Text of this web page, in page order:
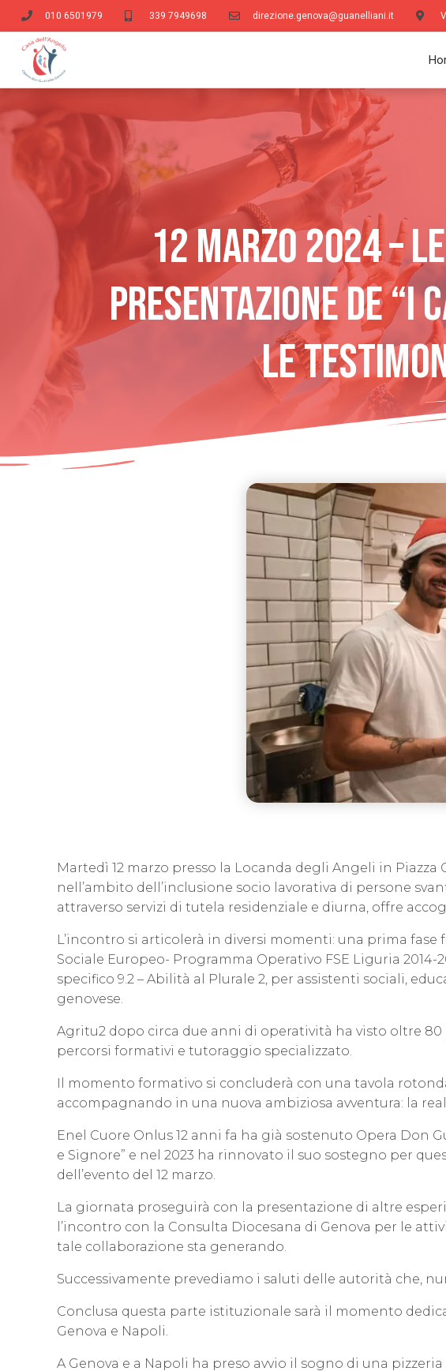
010 6501979 339 7949698 direzione.genova@guanelliani.it
12 Marzo 2024 –
Presentazione De “I
Le
Martedì 12 marzo presso la Locanda degli Angeli in
nell’ambito dell’inclusione socio lavorativa di persone
attraverso servizi di tutela residenziale e diurna, offre
L’incontro si articolerà in diversi momenti: una prima
Sociale Europeo- Programma Operativo FSE Liguria
specifico 9.2 – Abilità al Plurale 2, per assistenti sociali,
genovese.
Agritu2 dopo circa due anni di operatività ha visto oltre
percorsi formativi e tutoraggio specializzato.
Il momento formativo si concluderà con una tavola
accompagnando in una nuova ambiziosa avventura: la
Enel Cuore Onlus 12 anni fa ha già sostenuto Opera Don
e Signore” e nel 2023 ha rinnovato il suo sostegno per
dell’evento del 12 marzo.
La giornata proseguirà con la presentazione di altre
l’incontro con la Consulta Diocesana di Genova per le
tale collaborazione sta generando.
Successivamente prevediamo i saluti delle autorità che,
Conclusa questa parte istituzionale sarà il momento
Genova e Napoli.
A Genova e a Napoli ha preso avvio il sogno di una